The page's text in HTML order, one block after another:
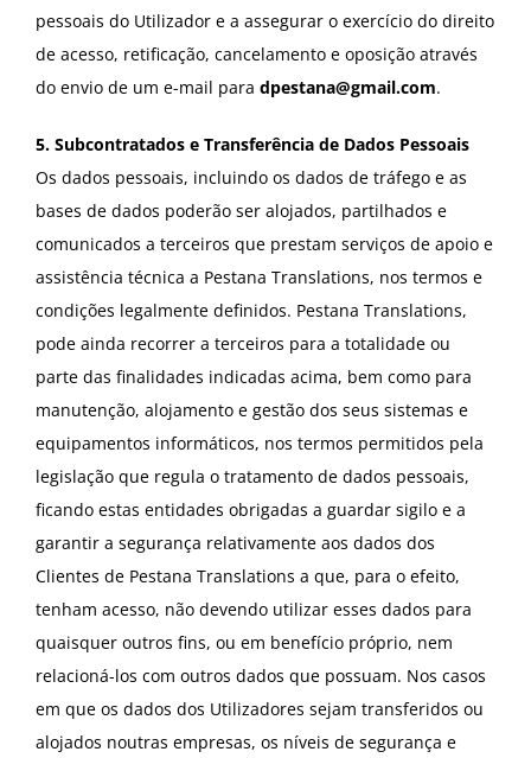
pessoais do Utilizador e a assegurar o exercício do direito
de acesso, retificação, cancelamento e oposição através
do envio de um e-mail para dpestana@gmail.com.
5. Subcontratados e Transferência de Dados Pessoais
Os dados pessoais, incluindo os dados de tráfego e as
bases de dados poderão ser alojados, partilhados e
comunicados a terceiros que prestam serviços de apoio e
assistência técnica a Pestana Translations, nos termos e
condições legalmente definidos. Pestana Translations,
pode ainda recorrer a terceiros para a totalidade ou
parte das finalidades indicadas acima, bem como para
manutenção, alojamento e gestão dos seus sistemas e
equipamentos informáticos, nos termos permitidos pela
legislação que regula o tratamento de dados pessoais,
ficando estas entidades obrigadas a guardar sigilo e a
garantir a segurança relativamente aos dados dos
Clientes de Pestana Translations a que, para o efeito,
tenham acesso, não devendo utilizar esses dados para
quaisquer outros fins, ou em benefício próprio, nem
relacioná-los com outros dados que possuam. Nos casos
em que os dados dos Utilizadores sejam transferidos ou
alojados noutras empresas, os níveis de segurança e